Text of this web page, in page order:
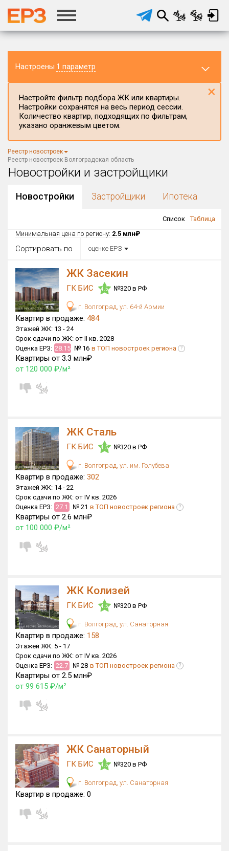
Настроены 1 параметр
Регион ЖК
×
Волгоградская область
Район в регионе
Все
Все
Район в городе
Цена
от
Общая площадь, м²
от
Срок сдачи
от
×ДАП
Только новые
Оценка ЕРЗ ЖК
от
с продажами
Жилых комплексов
Многоквартирных домов
Блокированных домов
Квартир, апартаментов,
блоков в БД
Настройте фильтр подбора ЖК или квартиры.
Настройки сохранятся на весь период сессии.
Количество квартир, подходящих по фильтрам,
указано оранжевым цветом.
×
Реестр новостроек
Реестр новостроек Волгоградская область
Новостройки и застройщики
Новостройки Застройщики Ипотека
Список
Таблица
Минимальная цена по региону: 2.5 млн₽
Сортировать по оценке ЕРЗ
ЖК Засекин
ГК БИС 4.5 №320 в РФ
г. Волгоград, ул. 64-й Армии
Квартир в продаже: 484
Этажей ЖК: 13 - 24
Срок сдачи по ЖК: от II кв. 2028
Оценка ЕРЗ: 28.15 № 16 в ТОП новостроек региона ?
Квартиры от 3.3 млн₽
от 120 000 ₽/м²
ЖК Сталь
ГК БИС 4.5 №320 в РФ
г. Волгоград, ул. им. Голубева
Квартир в продаже: 302
Этажей ЖК: 14 - 22
Срок сдачи по ЖК: от IV кв. 2026
Оценка ЕРЗ: 27.1 № 21 в ТОП новостроек региона ?
Квартиры от 2.6 млн₽
от 100 000 ₽/м²
ЖК Колизей
ГК БИС 4.5 №320 в РФ
г. Волгоград, ул. Санаторная
Квартир в продаже: 158
Этажей ЖК: 5 - 17
Срок сдачи по ЖК: от IV кв. 2026
Оценка ЕРЗ: 22.7 № 28 в ТОП новостроек региона ?
Квартиры от 2.5 млн₽
от 99 615 ₽/м²
ЖК Санаторный
ГК БИС 4.5 №320 в РФ
г. Волгоград, ул. Санаторная
Квартир в продаже: 0